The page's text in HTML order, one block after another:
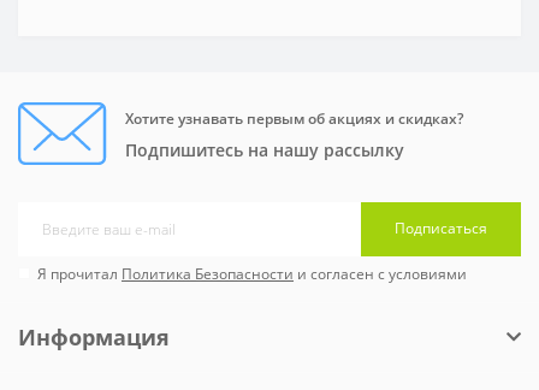
Хотите узнавать первым об акциях и скидках?
Подпишитесь на нашу рассылку
Подписаться
Я прочитал Политика Безопасности и согласен с условиями
Информация